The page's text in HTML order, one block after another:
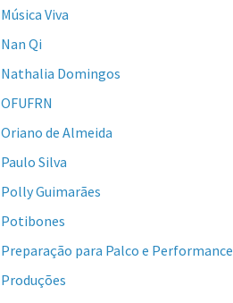
Música Viva
Nan Qi
Nathalia Domingos
OFUFRN
Oriano de Almeida
Paulo Silva
Polly Guimarães
Potibones
Preparação para Palco e Performance
Produções